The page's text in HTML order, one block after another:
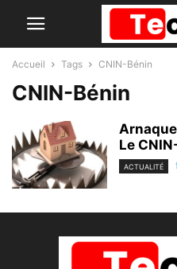
Accueil Tags CNIN-Bénin
CNIN-Bénin
Le
ACTUALITÉ